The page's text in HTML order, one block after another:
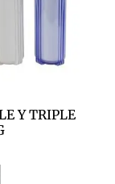
Y TRIPLE